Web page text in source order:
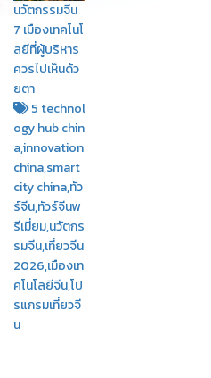
นวัตกรรมจีน
7 เมืองเทคโนโ
ลยีที่ผู้บริหาร
ควรไปเห็นด้ว
ยตา
5 technol
ogy hub chin
a,innovation
china,smart
city china,ทัว
ร์จีน,ทัวร์จีนพ
รีเมี่ยม,นวัตกร
รมจีน,เที่ยวจีน
2026,เมืองเท
คโนโลยีจีน,โป
รแกรมเที่ยวจี
น